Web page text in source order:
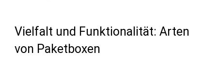
Vielfalt und Funktionalität: Arten
von Paketboxen